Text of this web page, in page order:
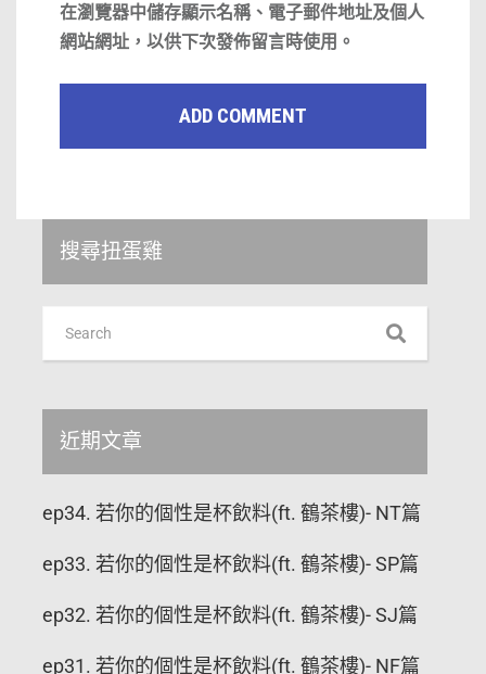
在瀏覽器中儲存顯示名稱、電子郵件地址及個人
網站網址，以供下次發佈留言時使用。
搜尋扭蛋雞
近期文章
ep34. 若你的個性是杯飲料(ft. 鶴茶樓)- NT篇
ep33. 若你的個性是杯飲料(ft. 鶴茶樓)- SP篇
ep32. 若你的個性是杯飲料(ft. 鶴茶樓)- SJ篇
ep31. 若你的個性是杯飲料(ft. 鶴茶樓)- NF篇